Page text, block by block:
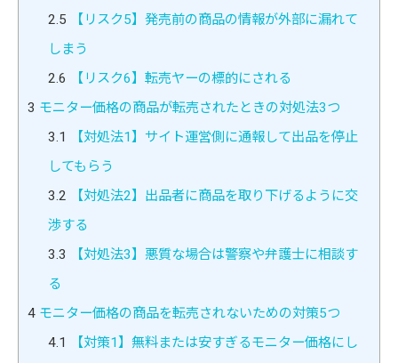
2.5 【リスク5】発売前の商品の情報が外部に漏れて
しまう
2.6 【リスク6】転売ヤーの標的にされる
3 モニター価格の商品が転売されたときの対処法3つ
3.1
【対処法1】サイト運営側に通報して出品を停止
してもらう
3.2 【対処法2】出品者に商品を取り下げるように交
渉する
3.3 【対処法3】悪質な場合は警察や弁護士に相談す
る
4 モニター価格の商品を転売されないための対策5つ
4.1
【対策1】無料または安すぎるモニター価格にし